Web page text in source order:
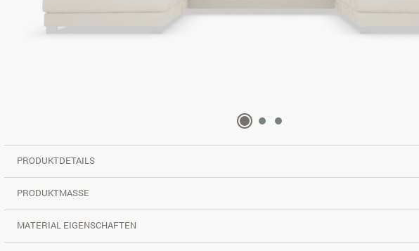
PRODUKTDETAILS
PRODUKTMASSE
MATERIAL EIGENSCHAFTEN